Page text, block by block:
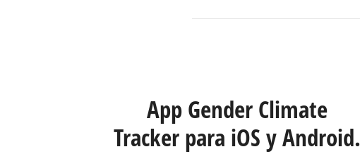
App Gender Climate
Tracker para iOS y Android.